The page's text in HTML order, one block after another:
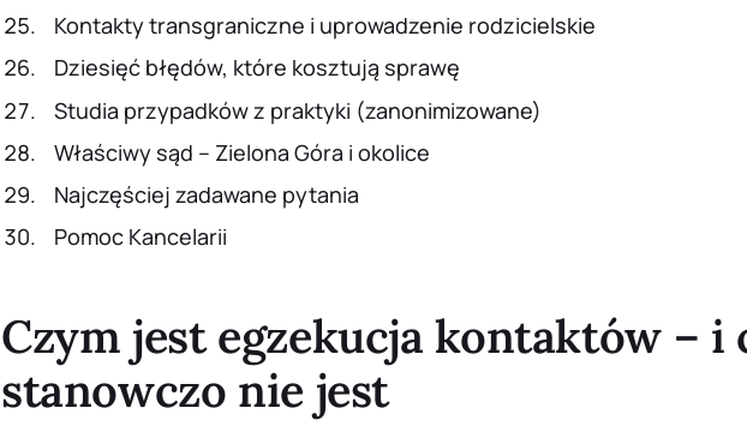
Kontakty transgraniczne i uprowadzenie rodzicielskie
Dziesięć błędów, które kosztują sprawę
Studia przypadków z praktyki (zanonimizowane)
Właściwy sąd – Zielona Góra i okolice
Najczęściej zadawane pytania
Pomoc Kancelarii
Czym jest egzekucja kontaktów – i
stanowczo nie jest